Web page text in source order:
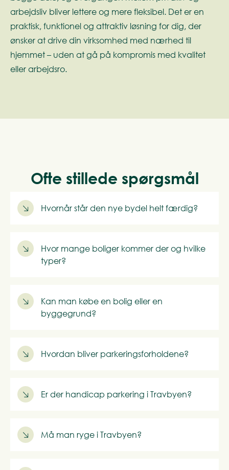
arbejdsliv bliver lettere og mere fleksibel. Det er en
praktisk, funktionel og attraktiv løsning for dig, der
ønsker at drive din virksomhed med nærhed til
hjemmet – uden at gå på kompromis med kvalitet
eller arbejdsro.
Ofte stillede spørgsmål
Hvornår står den nye bydel helt færdig?
Hvor mange boliger kommer der og hvilke
typer?
Kan man købe en bolig eller en
byggegrund?
Hvordan bliver parkeringsforholdene?
Er der handicap parkering i Travbyen?
Må man ryge i Travbyen?